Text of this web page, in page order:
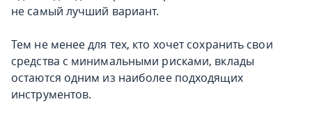
не самый лучший вариант.
Тем не менее для тех, кто хочет сохранить свои
средства с минимальными рисками, вклады
остаются одним из наиболее подходящих
инструментов.